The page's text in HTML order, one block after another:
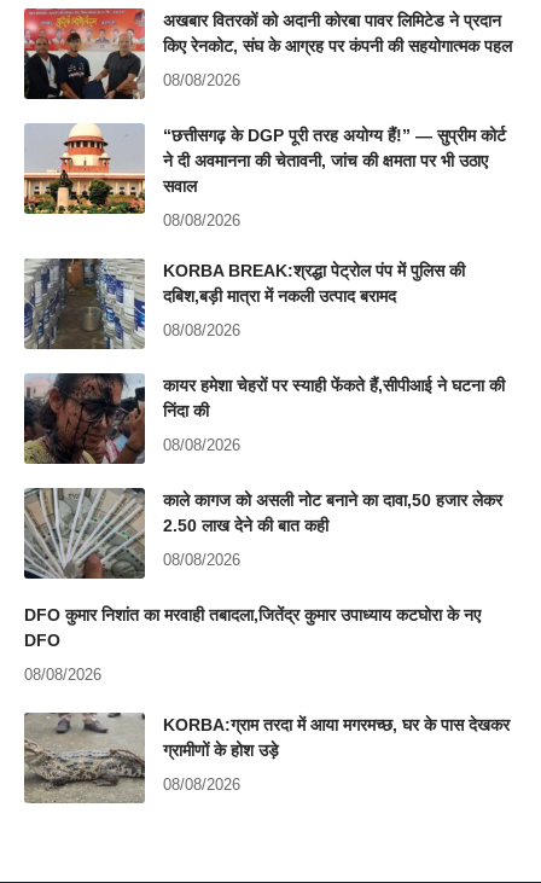
अखबार वितरकों को अदानी कोरबा पावर लिमिटेड ने प्रदान
किए रेनकोट, संघ के आग्रह पर कंपनी की सहयोगात्मक पहल
08/08/2026
“छत्तीसगढ़ के DGP पूरी तरह अयोग्य हैं!” — सुप्रीम कोर्ट
ने दी अवमानना की चेतावनी, जांच की क्षमता पर भी उठाए
सवाल
08/08/2026
KORBA BREAK:श्रद्धा पेट्रोल पंप में पुलिस की
दबिश,बड़ी मात्रा में नकली उत्पाद बरामद
08/08/2026
कायर हमेशा चेहरों पर स्याही फेंकते हैं,सीपीआई ने घटना की
निंदा की
08/08/2026
काले कागज को असली नोट बनाने का दावा,50 हजार लेकर
2.50 लाख देने की बात कही
08/08/2026
DFO कुमार निशांत का मरवाही तबादला,जितेंद्र कुमार उपाध्याय कटघोरा के नए
DFO
08/08/2026
KORBA:ग्राम तरदा में आया मगरमच्छ, घर के पास देखकर
ग्रामीणों के होश उड़े
08/08/2026